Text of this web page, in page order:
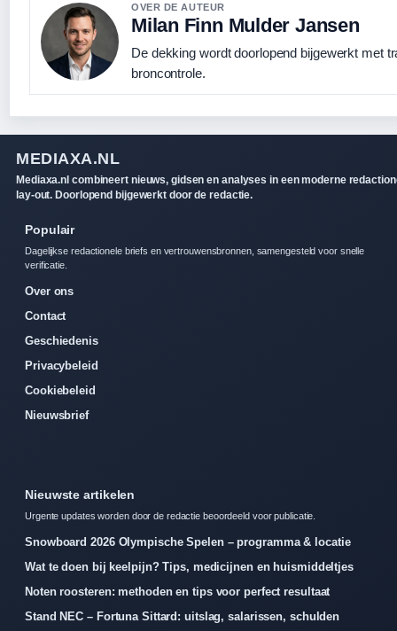
OVER DE AUTEUR
Milan Finn Mulder Jansen
De dekking wordt doorlopend bijgewerkt met
broncontrole.
MEDIAXA.NL
Mediaxa.nl combineert nieuws, gidsen en analyses in een moderne
lay-out. Doorlopend bijgewerkt door de redactie.
Populair
Dagelijkse redactionele briefs en vertrouwensbronnen, samengesteld voor snelle
verificatie.
Over ons
Contact
Geschiedenis
Privacybeleid
Cookiebeleid
Nieuwsbrief
Nieuwste artikelen
Urgente updates worden door de redactie beoordeeld voor publicatie.
Snowboard 2026 Olympische Spelen – programma & locatie
Wat te doen bij keelpijn? Tips, medicijnen en huismiddeltjes
Noten roosteren: methoden en tips voor perfect resultaat
Stand NEC – Fortuna Sittard: uitslag, salarissen, schulden